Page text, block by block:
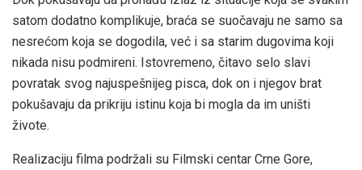
satom dodatno komplikuje, braća se suočavaju ne samo sa
nesrećom koja se dogodila, već i sa starim dugovima koji
nikada nisu podmireni. Istovremeno, čitavo selo slavi
povratak svog najuspešnijeg pisca, dok on i njegov brat
pokušavaju da prikriju istinu koja bi mogla da im uništi
živote.
Realizaciju filma podržali su Filmski centar Crne Gore,